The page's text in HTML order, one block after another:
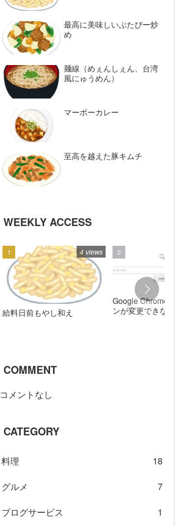
最高に美味しいぶたぴー炒
め
麺線（めぇんしぇん、台湾
風にゅうめん）
マーボーカレー
至高を越えた豚キムチ
WEEKLY ACCESS
給料日前もやし和え
4 views
Google Chromeの検索
ンが変更できない時の
COMMENT
コメントなし
CATEGORY
料理
18
グルメ
7
ブログサービス
1